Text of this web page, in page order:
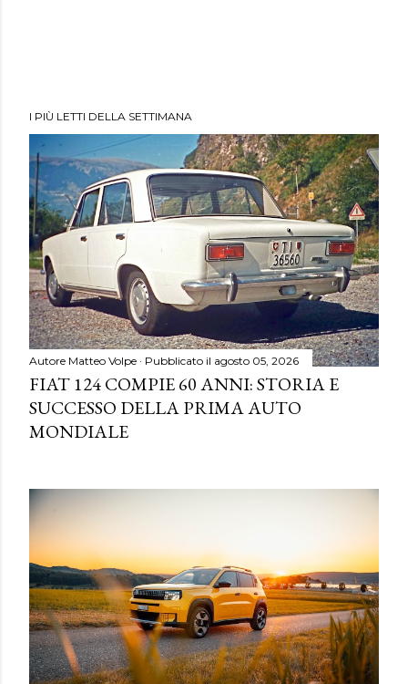
I PIÙ LETTI DELLA SETTIMANA
Autore Matteo Volpe Pubblicato il agosto 05, 2026
FIAT 124 COMPIE 60 ANNI: STORIA E
SUCCESSO DELLA PRIMA AUTO
MONDIALE